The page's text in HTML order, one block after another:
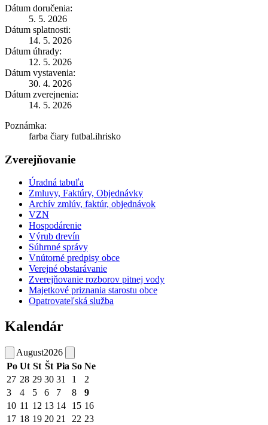
Dátum doručenia:
5. 5. 2026
Dátum splatnosti:
14. 5. 2026
Dátum úhrady:
12. 5. 2026
Dátum vystavenia:
30. 4. 2026
Dátum zverejnenia:
14. 5. 2026
Poznámka:
farba čiary futbal.ihrisko
Zverejňovanie
Úradná tabuľa
Zmluvy, Faktúry, Objednávky
Archív zmlúv, faktúr, objednávok
VZN
Hospodárenie
Výrub drevín
Súhrnné správy
Vnútorné predpisy obce
Verejné obstarávanie
Zverejňovanie rozborov pitnej vody
Majetkové priznania starostu obce
Opatrovateľská služba
Kalendár
August2026
Po Ut St Št Pia So Ne
27 28 29 30 31 1
2
3
4 5 6 7 8
9
10 11 12 13 14 15 16
17 18 19 20 21 22 23